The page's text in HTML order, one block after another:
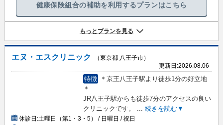
健康保険組合の補助を利用するプランはこちら
もっとプランを見る
エヌ・エスクリニック
（東京都 八王子市）
更新日:2026.08.06
特徴
＊京王八王子駅より徒歩1分の好立地
＊
JR八王子駅からも徒歩7分のアクセスの良い
クリニックです。 ... 続きを読む▼
休診日:土曜日（第1・3・5） / 日曜日 / 祝日